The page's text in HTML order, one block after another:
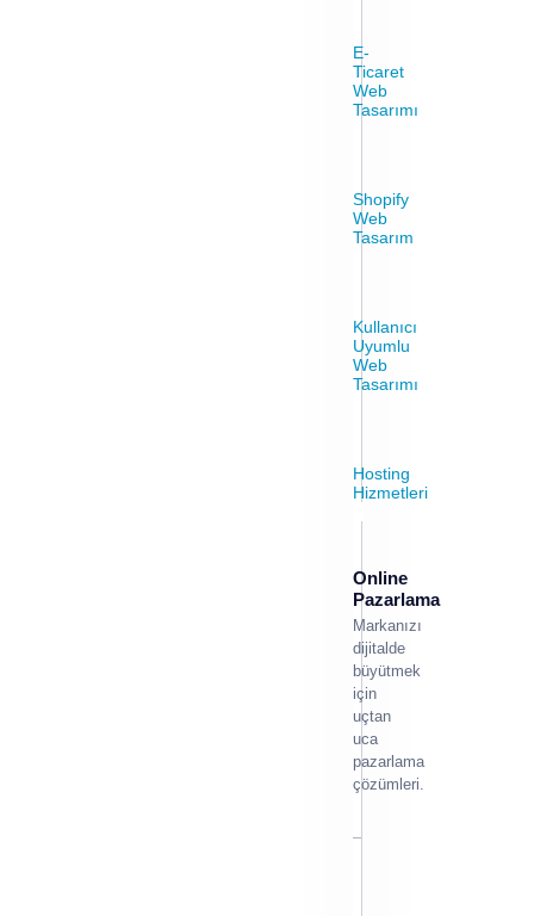
E-
Ticaret
Web
Tasarımı
Shopify
Web
Tasarım
Kullanıcı
Uyumlu
Web
Tasarımı
Hosting
Hizmetleri
Online
Pazarlama
Markanızı
dijitalde
büyütmek
için
uçtan
uca
pazarlama
çözümleri.